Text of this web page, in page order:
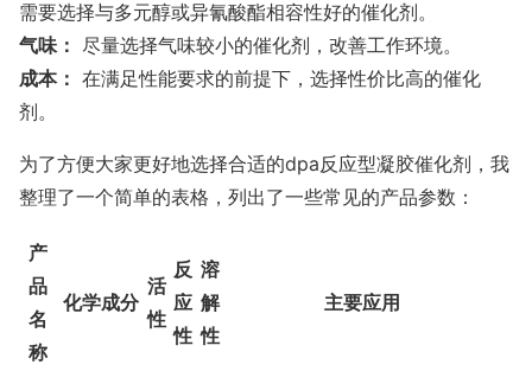
需要选择与多元醇或异氰酸酯相容性好的催化剂。
气味： 尽量选择气味较小的催化剂，改善工作环境。
成本： 在满足性能要求的前提下，选择性价比高的催化
剂。
为了方便大家更好地选择合适的dpa反应型凝胶催化剂，我
整理了一个简单的表格，列出了一些常见的产品参数：
产
品
名
称
化学成分
活
性
反
应
性
溶
解
性
主要应用